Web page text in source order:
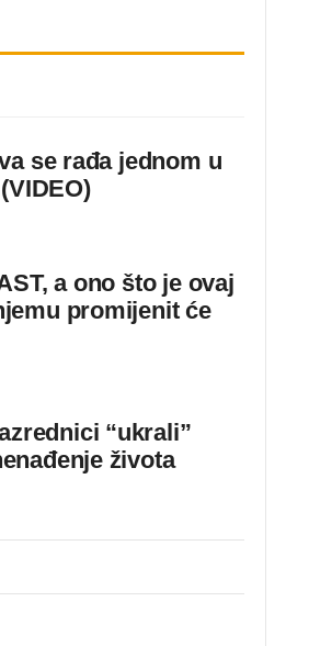
se rađa jednom u
a ono što je ovaj
promijenit će
“ukrali”
života